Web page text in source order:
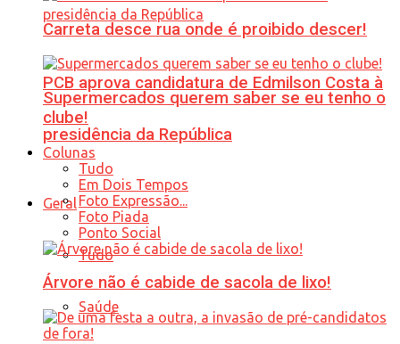
PCB aprova candidatura de Edmilson Costa à
presidência da República
Geral
Tudo
Saúde
Carreta desce rua onde é proibido descer!
Supermercados querem saber se eu tenho o
clube!
Colunas
Tudo
Em Dois Tempos
Foto Expressão...
Foto Piada
Ponto Social
Árvore não é cabide de sacola de lixo!